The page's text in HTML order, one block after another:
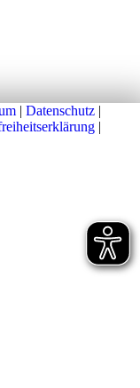
| Datenschutz |
|